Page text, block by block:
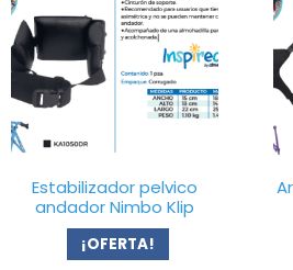
Estabilizador pelvico
andador Nimbo Klip
¡OFERTA!